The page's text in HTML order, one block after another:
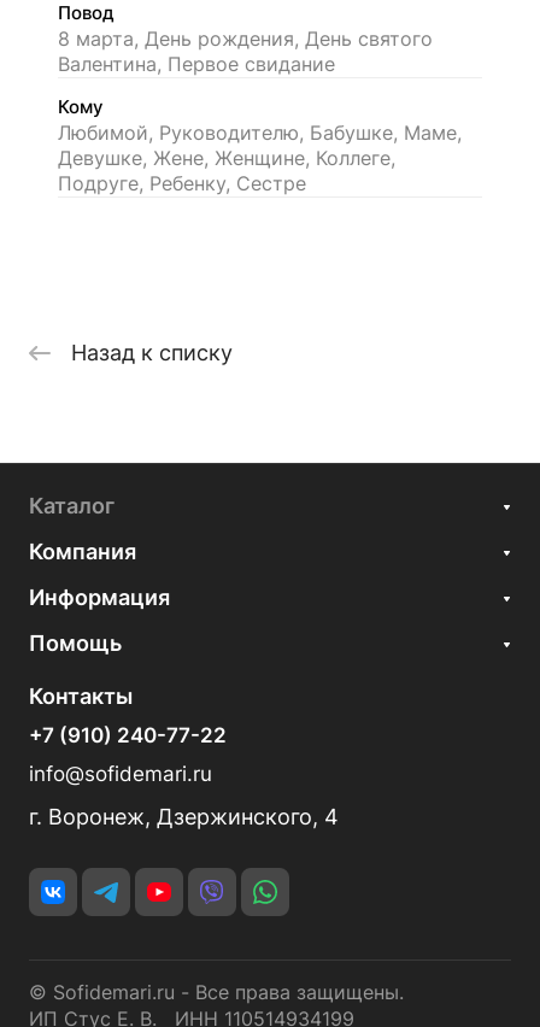
Повод
8 марта, День рождения, День святого
Валентина, Первое свидание
Кому
Любимой, Руководителю, Бабушке, Маме,
Девушке, Жене, Женщине, Коллеге,
Подруге, Ребенку, Сестре
Назад к списку
Каталог
Компания
Информация
Помощь
Контакты
+7 (910) 240-77-22
info@sofidemari.ru
г. Воронеж, Дзержинского, 4
© Sofidemari.ru - Все права защищены.
ИП Стус Е. В. ИНН 110514934199